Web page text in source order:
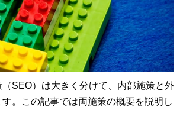
SEO）は大きく分けて、内部施策と外
。この記事では両施策の概要を説明し